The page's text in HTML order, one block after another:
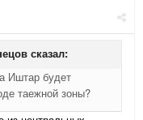
сказал:
Иштар будет
таежной зоны?